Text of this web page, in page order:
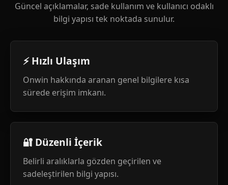
Güncel açıklamalar, sade kullanım ve kullanıcı odaklı
bilgi yapısı tek noktada sunulur.
⚡ Hızlı Ulaşım
Onwin hakkında aranan genel bilgilere kısa
sürede erişim imkanı.
🔐 Düzenli İçerik
Belirli aralıklarla gözden geçirilen ve
sadeleştirilen bilgi yapısı.